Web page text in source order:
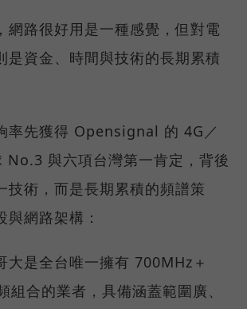
網路很好用是一種感覺，但對電
是資金、時間與技術的長期累積
率先獲得 Opensignal 的 4G／
No.3 與六項台灣第一肯定，背後
技術，而是長期累積的頻譜策
與網路架構：
大是全台唯一擁有 700MHz＋
組合的業者，具備涵蓋範圍廣、